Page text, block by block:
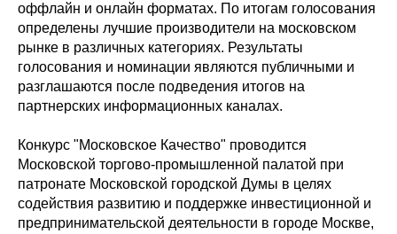
оффлайн и онлайн форматах. По итогам голосования
определены лучшие производители на московском
рынке в различных категориях. Результаты
голосования и номинации являются публичными и
разглашаются после подведения итогов на
партнерских информационных каналах.
Конкурс "Московское Качество" проводится
Московской торгово-промышленной палатой при
патронате Московской городской Думы в целях
содействия развитию и поддержке инвестиционной и
предпринимательской деятельности в городе Москве,